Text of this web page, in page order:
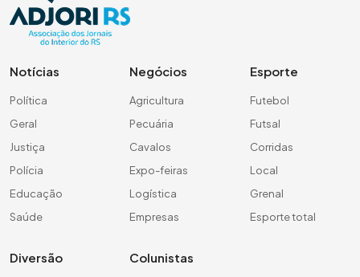
Notícias
Política
Geral
Justiça
Polícia
Educação
Saúde
Negócios
Agricultura
Pecuária
Cavalos
Expo-feiras
Logística
Empresas
Esporte
Futebol
Futsal
Corridas
Local
Grenal
Esporte total
Diversão Colunistas